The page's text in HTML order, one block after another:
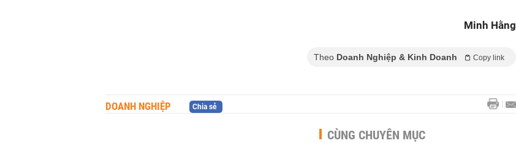
Minh Hằng
Theo Doanh Nghiệp & Kinh Doanh Copy link
DOANH NGHIỆP Chia sẻ
CÙNG CHUYÊN MỤC